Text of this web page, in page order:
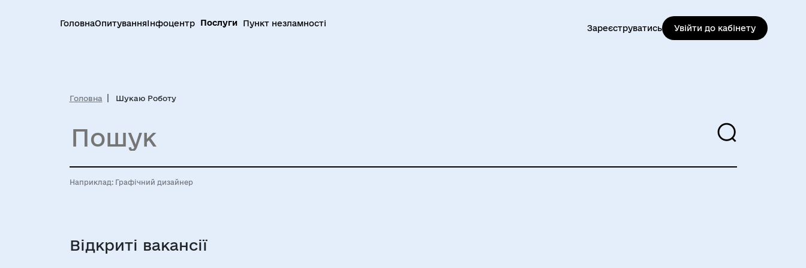
ГоловнаОпитуванняІнфоцентр Послуги Пункт незламності Зареєструватись Увійти до кабінету
Головна Шукаю Роботу
Наприклад: Графічний дизайнер
Відкриті вакансії